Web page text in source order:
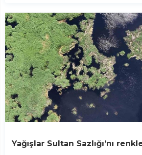
Yağışlar Sultan Sazlığı’nı